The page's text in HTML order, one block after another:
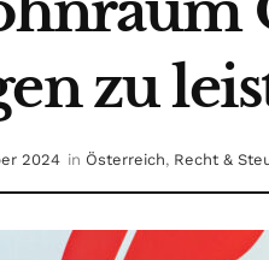
zu
2024 in Österreich, Recht &